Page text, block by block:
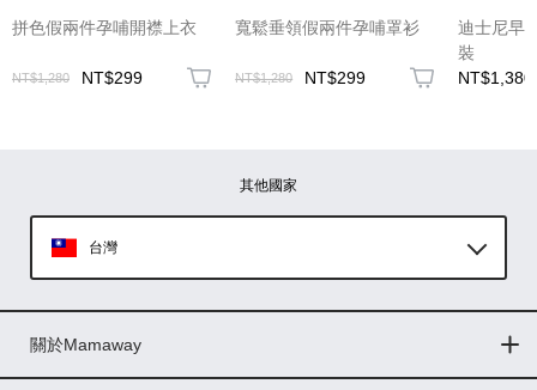
(圖片格式限jpg、jpeg)
拼色假兩件孕哺開襟上衣
NT$1,280 NT$299
寬鬆垂領假兩件孕哺罩衫
NT$1,280 NT$299
迪士尼早
裝
NT$1,380
其他國家
台灣
印尼
關於Mamaway
門市據點
最新消息
品牌故事
人力招募
媒體花絮
隱私權聲明
CSR企業社會責任